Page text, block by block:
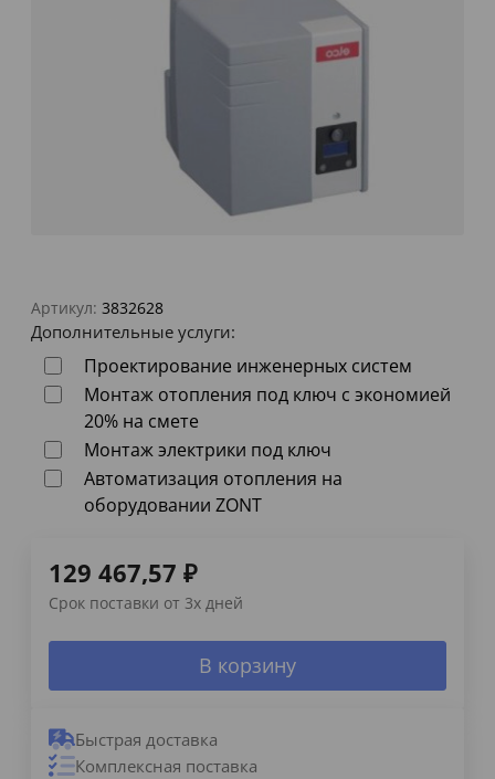
Артикул: 3832628
Дополнительные услуги:
Проектирование инженерных систем
Монтаж отопления под ключ с экономией
20% на смете
Монтаж электрики под ключ
Автоматизация отопления на
оборудовании ZONT
129 467,57 ₽
Срок поставки от 3х дней
В корзину
Быстрая доставка
Комплексная поставка